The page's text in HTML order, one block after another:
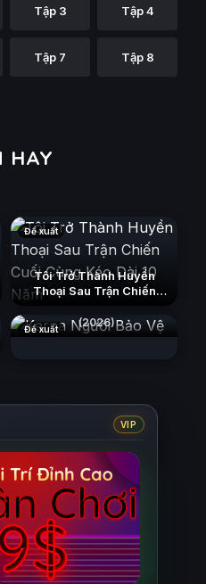
Tập 3 Tập 4
Tập 7 Tập 8
HAY
Đề xuất
Tôi Trở Thành Huyền
Thoại Sau Trận Chiến
Năm (2026)
Đề xuất (2026)